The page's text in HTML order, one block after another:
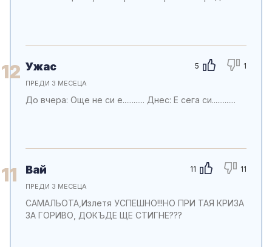
12 5 1
Ужас
ПРЕДИ 3 МЕСЕЦА
До вчера: Още не си е............ Днес: Е сега си.............
11 11 11
Вай
ПРЕДИ 3 МЕСЕЦА
САМАЛЬОТА,Излетя УСПЕШНО!!!НО ПРИ ТАЯ КРИЗА
ЗА ГОРИВО, ДОКЪДЕ ЩЕ СТИГНЕ???